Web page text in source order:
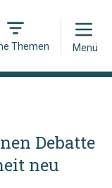
Themen
Open
Menü
Debatte
neu